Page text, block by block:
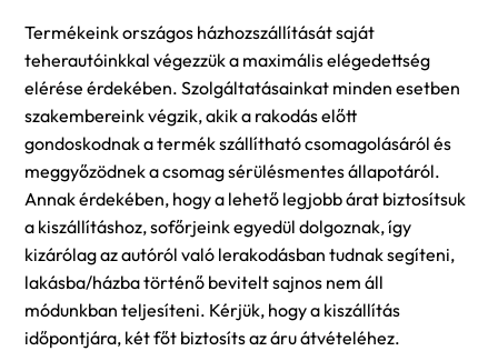
Termékeink országos házhozszállítását saját
teherautóinkkal végezzük a maximális elégedettség
elérése érdekében. Szolgáltatásainkat minden esetben
szakembereink végzik, akik a rakodás előtt
gondoskodnak a termék szállítható csomagolásáról és
meggyőzödnek a csomag sérülésmentes állapotáról.
Annak érdekében, hogy a lehető legjobb árat biztosítsuk
a kiszállításhoz, sofőrjeink egyedül dolgoznak, így
kizárólag az autóról való lerakodásban tudnak segíteni,
lakásba/házba történő bevitelt sajnos nem áll
módunkban teljesíteni. Kérjük, hogy a kiszállítás
időpontjára, két főt biztosíts az áru átvételéhez.